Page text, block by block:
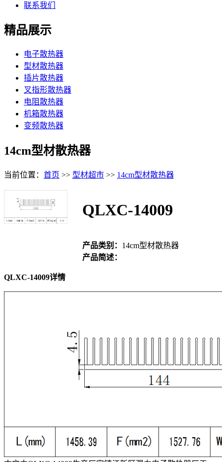
联系我们
精品展示
电子散热器
型材散热器
插片散热器
叉指形散热器
电阻散热器
机箱散热器
变频散热器
14cm型材散热器
当前位置： 首页 >> 型材超市 >> 14cm型材散热器
QLXC-14009
产品类别： 14cm型材散热器
产品简述：
QLXC-14009详情